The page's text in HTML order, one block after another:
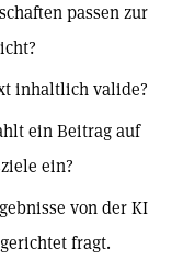
passen zur
inhaltlich valide?
ein Beitrag auf
ein?
von der KI
fragt.